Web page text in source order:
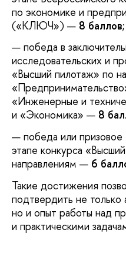
по экономике и
(«КЛЮЧ») — 8 баллов;
победа в
исследовательских и
«Высший пилотаж» по
«Инженерные и
и «Экономика» — 8
победа или
этапе конкурса
направлениям — 6
Такие достижения
подтвердить не только
но и опыт работы над
и практическими